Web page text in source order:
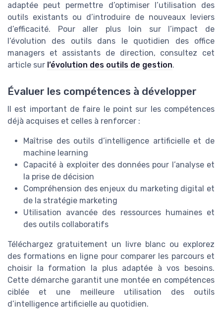
adaptée peut permettre d’optimiser l’utilisation des
outils existants ou d’introduire de nouveaux leviers
d’efficacité. Pour aller plus loin sur l’impact de
l’évolution des outils dans le quotidien des office
managers et assistants de direction, consultez cet
article sur l’évolution des outils de gestion.
Évaluer les compétences à développer
Il est important de faire le point sur les compétences
déjà acquises et celles à renforcer :
Maîtrise des outils d’intelligence artificielle et de
machine learning
Capacité à exploiter des données pour l’analyse et
la prise de décision
Compréhension des enjeux du marketing digital et
de la stratégie marketing
Utilisation avancée des ressources humaines et
des outils collaboratifs
Téléchargez gratuitement un livre blanc ou explorez
des formations en ligne pour comparer les parcours et
choisir la formation la plus adaptée à vos besoins.
Cette démarche garantit une montée en compétences
ciblée et une meilleure utilisation des outils
d’intelligence artificielle au quotidien.